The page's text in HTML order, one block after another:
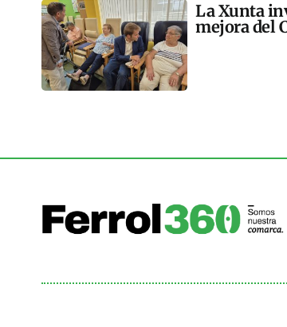
La Xunta
mejora del